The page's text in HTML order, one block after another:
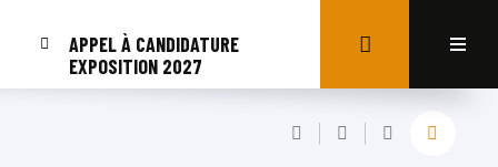
APPEL À CANDIDATURE
EXPOSITION 2027